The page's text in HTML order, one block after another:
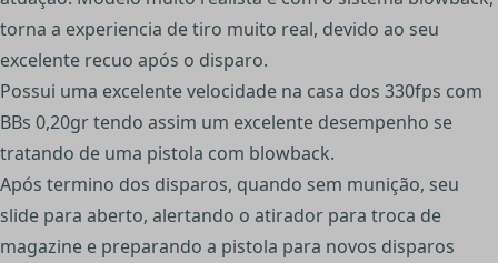
torna a experiencia de tiro muito real, devido ao seu
excelente recuo após o disparo.
Possui uma excelente velocidade na casa dos 330fps com
BBs 0,20gr tendo assim um excelente desempenho se
tratando de uma pistola com blowback.
Após termino dos disparos, quando sem munição, seu
slide para aberto, alertando o atirador para troca de
magazine e preparando a pistola para novos disparos